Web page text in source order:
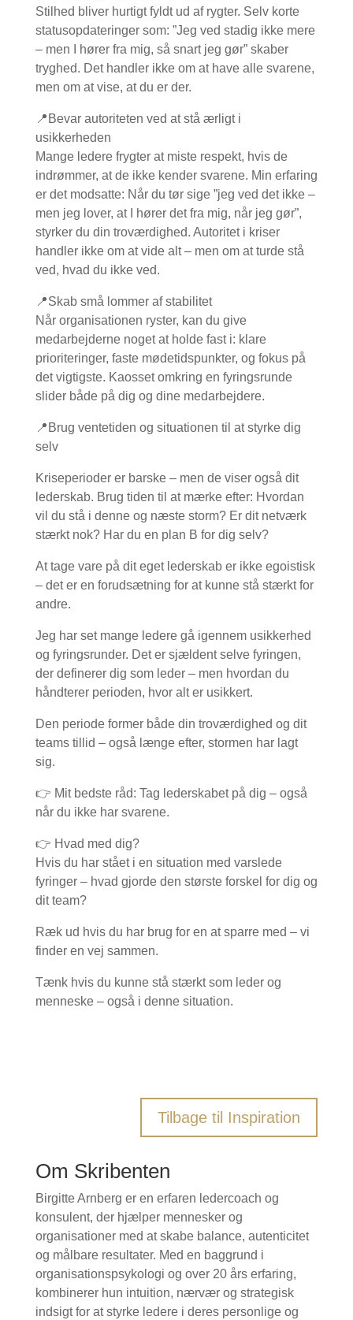
Stilhed bliver hurtigt fyldt ud af rygter. Selv korte
statusopdateringer som: ”Jeg ved stadig ikke mere
– men I hører fra mig, så snart jeg gør” skaber
tryghed. Det handler ikke om at have alle svarene,
men om at vise, at du er der.
📍Bevar autoriteten ved at stå ærligt i
usikkerheden
Mange ledere frygter at miste respekt, hvis de
indrømmer, at de ikke kender svarene. Min erfaring
er det modsatte: Når du tør sige ”jeg ved det ikke –
men jeg lover, at I hører det fra mig, når jeg gør”,
styrker du din troværdighed. Autoritet i kriser
handler ikke om at vide alt – men om at turde stå
ved, hvad du ikke ved.
📍Skab små lommer af stabilitet
Når organisationen ryster, kan du give
medarbejderne noget at holde fast i: klare
prioriteringer, faste mødetidspunkter, og fokus på
det vigtigste. Kaosset omkring en fyringsrunde
slider både på dig og dine medarbejdere.
📍Brug ventetiden og situationen til at styrke dig
selv
Kriseperioder er barske – men de viser også dit
lederskab. Brug tiden til at mærke efter: Hvordan
vil du stå i denne og næste storm? Er dit netværk
stærkt nok? Har du en plan B for dig selv?
At tage vare på dit eget lederskab er ikke egoistisk
– det er en forudsætning for at kunne stå stærkt for
andre.
Jeg har set mange ledere gå igennem usikkerhed
og fyringsrunder. Det er sjældent selve fyringen,
der definerer dig som leder – men hvordan du
håndterer perioden, hvor alt er usikkert.
Den periode former både din troværdighed og dit
teams tillid – også længe efter, stormen har lagt
sig.
👉 Mit bedste råd: Tag lederskabet på dig – også
når du ikke har svarene.
👉 Hvad med dig?
Hvis du har stået i en situation med varslede
fyringer – hvad gjorde den største forskel for dig og
dit team?
Ræk ud hvis du har brug for en at sparre med – vi
finder en vej sammen.
Tænk hvis du kunne stå stærkt som leder og
menneske – også i denne situation.
Tilbage til Inspiration
Om Skribenten
Birgitte Arnberg er en erfaren ledercoach og
konsulent, der hjælper mennesker og
organisationer med at skabe balance, autenticitet
og målbare resultater. Med en baggrund i
organisationspsykologi og over 20 års erfaring,
kombinerer hun intuition, nærvær og strategisk
indsigt for at styrke ledere i deres personlige og